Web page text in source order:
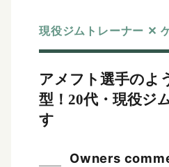
現役ジムトレーナー ✕
アメフト選手のよ
型！ 20代・現役ジ
す
Owners